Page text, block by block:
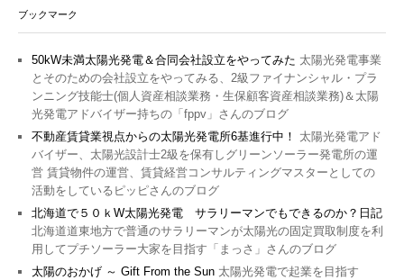
ブックマーク
50kW未満太陽光発電＆合同会社設立をやってみた 太陽光発電事業
とそのための会社設立をやってみる、2級ファイナンシャル・プラ
ンニング技能士(個人資産相談業務・生保顧客資産相談業務)＆太陽
光発電アドバイザー持ちの「fppv」さんのブログ
不動産賃貸業視点からの太陽光発電所6基進行中！
太陽光発電アド
バイザー、太陽光設計士2級を保有しグリーンソーラー発電所の運
営 賃貸物件の運営、賃貸経営コンサルティングマスターとしての
活動をしているピッピさんのブログ
北海道で５０ｋW太陽光発電 サラリーマンでもできるのか？日記
北海道道東地方で普通のサラリーマンが太陽光の固定買取制度を利
用してプチソーラー大家を目指す「まっさ」さんのブログ
太陽のおかげ ～ Gift From the Sun 太陽光発電で起業を目指す